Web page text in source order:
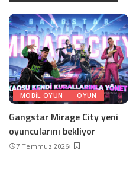
MOBIL OYUN OYUN
Gangstar Mirage City yeni
oyuncularını bekliyor
7 Temmuz 2026